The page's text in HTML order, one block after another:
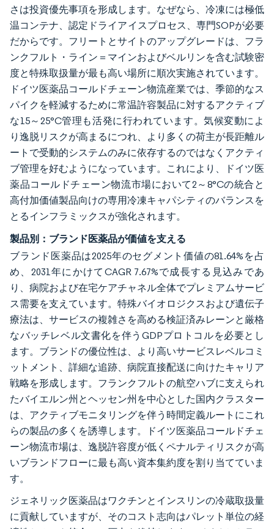
さは投資優先事項を形成します。なぜなら、冷凍には極低
温コンテナ、認定ドライアイスプロセス、専門SOPが必要
だからです。フリートとサイトのアップグレードは、フラ
ンクフルト・ライン＝マインおよびベルリンを含む試験密
度と特殊取扱量が最も高い場所に順次実施されています。
ドイツ医薬品コールドチェーン物流産業では、季節的なス
パイクを軽減するために常温許容製品に対するアクティブ
な15～25°C管理も活発に行われています。気候変動によ
り逸脱リスクが高まるにつれ、より多くの荷主が長距離ル
ートで受動的システムのみに依存するのではなくアクティ
ブ管理を好むようになっています。これにより、ドイツ医
薬品コールドチェーン物流市場において2～8°Cの統合と
高付加価値製品向けの専用冷凍キャパシティのバランスを
とるインフラミックスが強化されます。
製品別：ブランド医薬品が価値を支える
ブランド医薬品は2025年のセグメント価値の81.64%を占
め、2031年にかけてCAGR 7.67%で成長する見込みであ
り、病院および在宅ケアチャネル全体でプレミアムサービ
ス需要を支えています。特殊バイオロジクスおよび遺伝子
療法は、サービスの複雑さを高める検証済みレーンと厳格
なバッチレベル文書化を伴うGDPプロトコルを必要とし
ます。ブランドの優位性は、より高いサービスレベルコミ
ットメント、詳細な追跡、病院直接配送に向けたキャリア
戦略を形成します。フランクフルトの航空ハブに支えられ
たバイエルン州とヘッセン州を中心とした国内クラスター
は、アクティブモニタリングを伴う時間定義ルートにこれ
らの製品の多くを誘導します。ドイツ医薬品コールドチェ
ーン物流市場は、逸脱許容度が低くペナルティリスクが高
いブランドフローに最も高い資本集約度を割り当てていま
す。
ジェネリック医薬品はワクチンとインスリンの冷蔵取扱量
に貢献していますが、そのコスト志向はパレット単位の経